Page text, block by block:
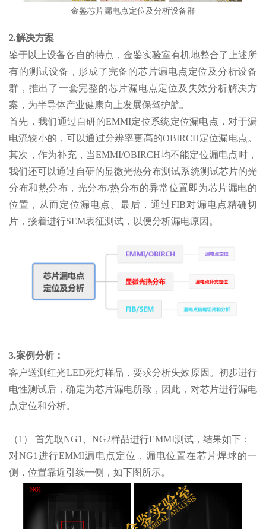
金鉴芯片漏电点定位及分析设备群
2.解决方案
鉴于以上设备各自的特点，金鉴实验室有机地整合了上述所
有的测试设备，形成了完备的芯片漏电点定位及分析设备
群，推出了一套完整的芯片漏电点定位及失效分析解决方
案，为半导体产业健康向上发展保驾护航。
首先，我们通过自研的EMMI定位系统定位漏电点，对于漏
电流较小的，可以通过分辨率更高的OBIRCH定位漏电点。
其次，作为补充，当EMMI/OBIRCH均不能定位漏电点时，
我们还可以通过自研的显微光热分布测试系统测试芯片的光
分布和热分布，光分布/热分布的异常位置即为芯片漏电的
位置，从而定位漏电点。最后，通过FIB对漏电点精确切
片，接着进行SEM表征测试，以便分析漏电原因。
3.案例分析：
客户送测红光LED死灯样品，要求分析失效原因。初步进行
电性测试后，确定为芯片漏电所致，因此，对芯片进行漏电
点定位和分析。
（1） 首先取NG1、NG2样品进行EMMI测试，结果如下：
对NG1进行EMMI漏电点定位，漏电位置在芯片焊球的一
侧，位置靠近引线一侧，如下图所示。